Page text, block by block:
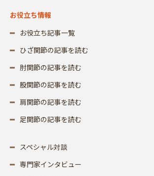
お役立ち情報
お役立ち記事一覧
ひざ関節の記事を読む
肘関節の記事を読む
股関節の記事を読む
肩関節の記事を読む
足関節の記事を読む
スペシャル対談
専門家インタビュー